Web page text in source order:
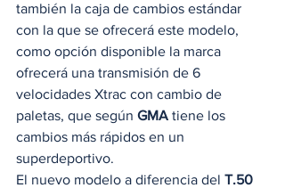
también la caja de cambios estándar
con la que se ofrecerá este modelo,
como opción disponible la marca
ofrecerá una transmisión de 6
velocidades Xtrac con cambio de
paletas, que según GMA tiene los
cambios más rápidos en un
superdeportivo.
El nuevo modelo a diferencia del T.50